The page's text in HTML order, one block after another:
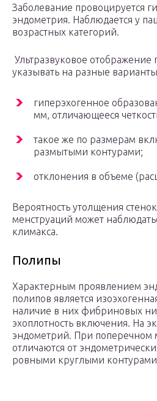
Заболевание провоцируется
эндометрия. Наблюдается у
возрастных категорий.
Ультразвуковое отображение
указывать на разные
гиперэхогенное
мм, отличающееся
такое же по размерам
размытыми контурами;
отклонения в объеме
Вероятность утолщения
менструаций может
климакса.
Полипы
Характерным проявлением
полипов является
наличие в них фибриновых
эхоплотность включения. На
эндометрий. При поперечном
отличаются от
ровными круглыми